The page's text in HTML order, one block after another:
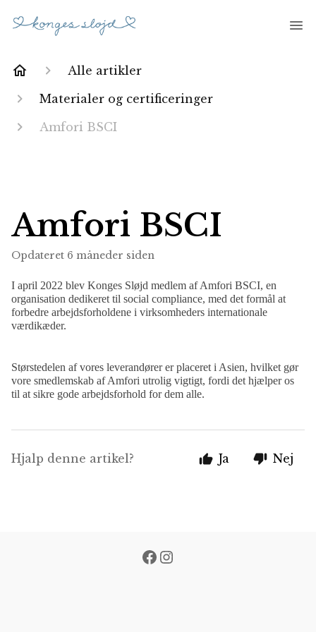
Alle artikler
Materialer og certificeringer
Amfori BSCI
Amfori BSCI
Opdateret 6 måneder siden
I april 2022 blev Konges Sløjd medlem af Amfori BSCI, en
organisation dedikeret til social compliance, med det formål at
forbedre arbejdsforholdene i virksomheders internationale
værdikæder.
Størstedelen af vores leverandører er placeret i Asien, hvilket gør
vore smedlemskab af Amfori utrolig vigtigt, fordi det hjælper os
til at sikre gode arbejdsforhold for dem alle.
Hjalp denne artikel? Ja Nej